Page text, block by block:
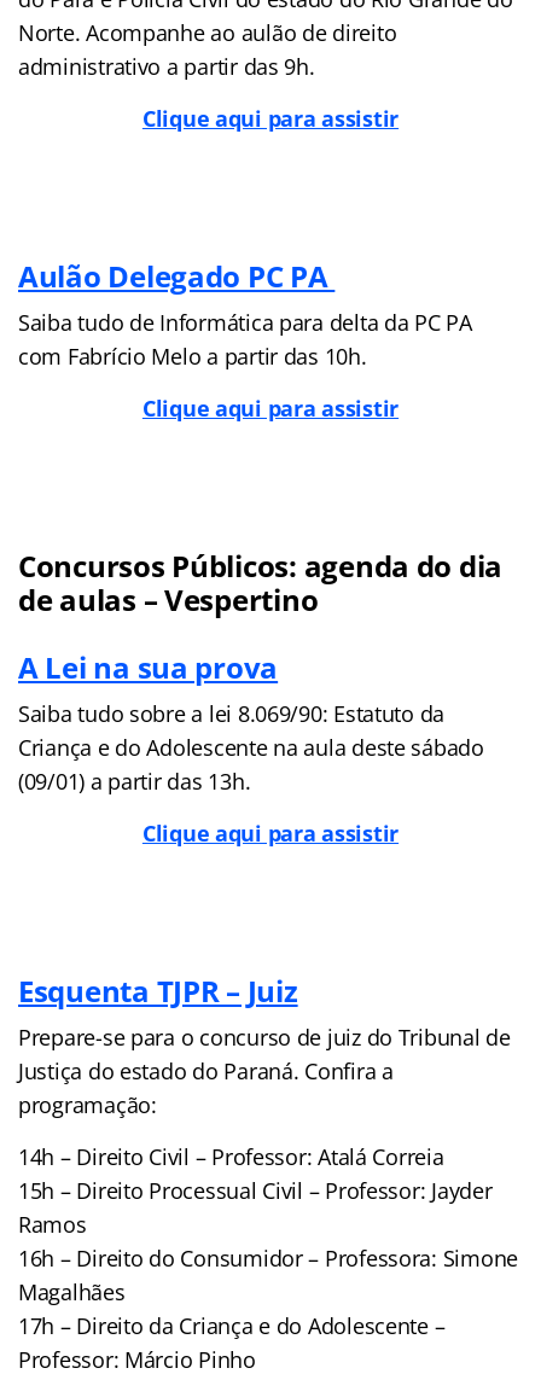
Norte. Acompanhe ao aulão de direito
administrativo a partir das 9h.
Clique aqui para assistir
Aulão Delegado PC PA
Saiba tudo de Informática para delta da PC PA
com Fabrício Melo a partir das 10h.
Clique aqui para assistir
Concursos Públicos: agenda do dia
de aulas – Vespertino
A Lei na sua prova
Saiba tudo sobre a lei 8.069/90: Estatuto da
Criança e do Adolescente na aula deste sábado
(09/01) a partir das 13h.
Clique aqui para assistir
Esquenta TJPR – Juiz
Prepare-se para o concurso de juiz do Tribunal de
Justiça do estado do Paraná. Confira a
programação:
14h – Direito Civil – Professor: Atalá Correia
15h – Direito Processual Civil – Professor: Jayder
Ramos
16h – Direito do Consumidor – Professora: Simone
Magalhães
17h – Direito da Criança e do Adolescente –
Professor: Márcio Pinho